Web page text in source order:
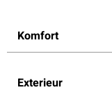
Komfort
Exterieur